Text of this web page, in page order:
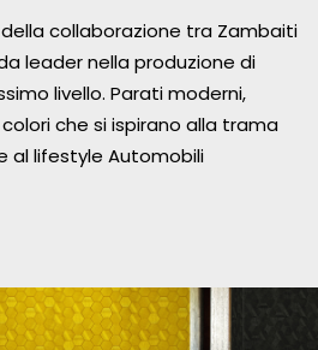
collaborazione tra Zambaiti
leader nella produzione di
livello. Parati moderni,
che si ispirano alla trama
al lifestyle Automobili